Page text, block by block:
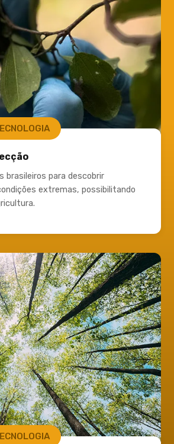
brasileiros para descobrir
extremas, possibilitando